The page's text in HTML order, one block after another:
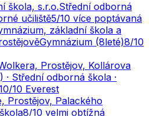
škola, s.r.o.Střední odborná
učiliště5/10 více poptávaná
základní škola a
Gymnázium (8leté)8/10
Prostějov, Kollárova
· Střední odborná škola ·
/10 Everest
Prostějov, Palackého
8/10 velmi obtížná